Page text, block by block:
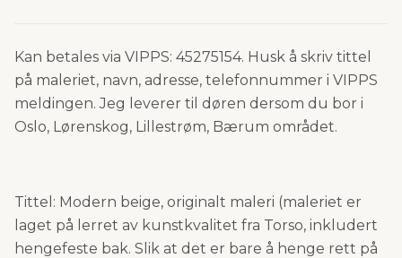
Kan betales via VIPPS: 45275154. Husk å skriv tittel
på maleriet, navn, adresse, telefonnummer i VIPPS
meldingen. Jeg leverer til døren dersom du bor i
Oslo, Lørenskog, Lillestrøm, Bærum området.
Tittel: Modern beige, originalt maleri (maleriet er
laget på lerret av kunstkvalitet fra Torso, inkludert
hengefeste bak. Slik at det er bare å henge rett på